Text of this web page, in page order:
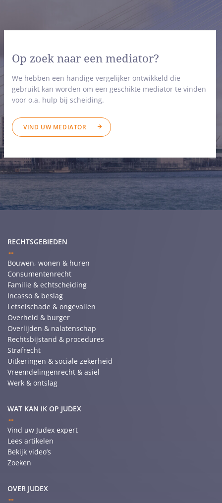
Op zoek naar een mediator?
We hebben een handige vergelijker ontwikkeld die
gebruikt kan worden om een geschikte mediator te vinden
voor o.a. hulp bij scheiding.
VIND UW MEDIATOR
RECHTSGEBIEDEN
Bouwen, wonen & huren
Consumentenrecht
Familie & echtscheiding
Incasso & beslag
Letselschade & ongevallen
Overheid & burger
Overlijden & nalatenschap
Rechtsbijstand & procedures
Strafrecht
Uitkeringen & sociale zekerheid
Vreemdelingenrecht & asiel
Werk & ontslag
WAT KAN IK OP JUDEX
Vind uw Judex expert
Lees artikelen
Bekijk video’s
Zoeken
OVER JUDEX